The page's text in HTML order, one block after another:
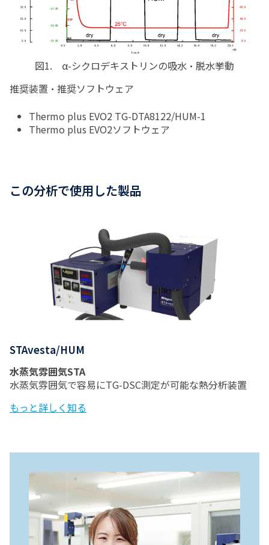
図1. α-シクロデキストリンの吸水・脱水挙動
推奨装置・推奨ソフトウェア
Thermo plus EVO2 TG-DTA8122/HUM-1
Thermo plus EVO2ソフトウェア
この分析で使用した製品
STAvesta/HUM
水蒸気雰囲気STA
水蒸気雰囲気で容易にTG-DSC測定が可能な熱分析装置
もっと詳しく知る